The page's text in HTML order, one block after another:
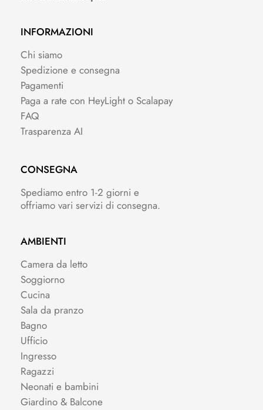
INFORMAZIONI
Chi siamo
Spedizione e consegna
Pagamenti
Paga a rate con HeyLight o Scalapay
FAQ
Trasparenza AI
CONSEGNA
Spediamo entro 1-2 giorni e
offriamo vari servizi di consegna.
AMBIENTI
Camera da letto
Soggiorno
Cucina
Sala da pranzo
Bagno
Ufficio
Ingresso
Ragazzi
Neonati e bambini
Giardino & Balcone